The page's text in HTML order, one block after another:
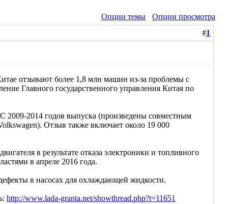
Опции темы
Опции просмотра
#1
отзывают более 1,8 млн машин из-за проблемы с
Главного государственного управления Китая по
2009-2014 годов выпуска (произведены совместным
Отзыв также включает около 19 000
в результате отказа электроники и топливного
в апреле 2016 года.
в насосах для охлаждающей жидкости.
http://www.lada-granta.net/showthread.php?t=11651